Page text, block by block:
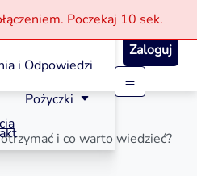
Poczekaj 10 sek.
i Odpowiedzi
Pożyczki
Zaloguj
i co warto wiedzieć?